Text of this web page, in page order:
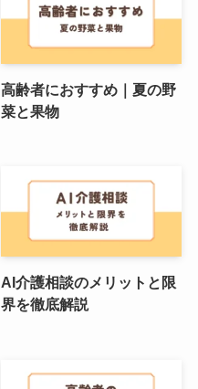
高齢者におすすめ｜夏の野
菜と果物
AI介護相談のメリットと限
界を徹底解説